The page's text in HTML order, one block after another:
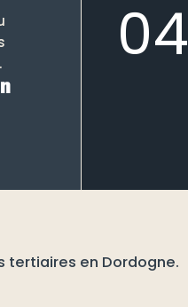
04
en Dordogne.